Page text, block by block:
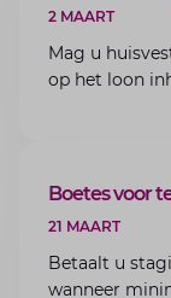
2 MAART
Mag u
op het loon
ARTIKEL
Boetes voor
21 MAART
Betaalt u
wanneer